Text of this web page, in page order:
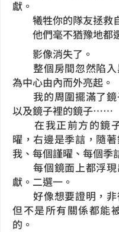
獻。
犧牲你的隊友拯救
他們毫不猶豫地都
影像消失了。
整個房間忽然陷入
為中心由內而外亮起。
我的周圍擺滿了鏡
以及鏡子裡的鏡子……
在我正前方的鏡子
曜，右邊是季誩，隨
我、每個謹曜、每個季
每個鏡面上都浮現
獻。二選一。
好像想要證明，非
但不是所有關係都能
的。